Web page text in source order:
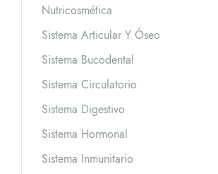
Nutricosmética
Sistema Articular Y Óseo
Sistema Bucodental
Sistema Circulatorio
Sistema Digestivo
Sistema Hormonal
Sistema Inmunitario